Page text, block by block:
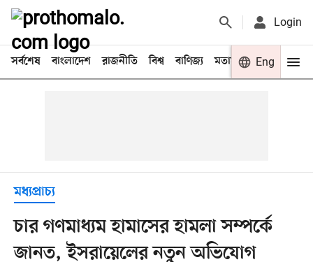
Login
সর্বশেষ বাংলাদেশ রাজনীতি বিশ্ব বাণিজ্য মতামত খেলা
Eng
মধ্যপ্রাচ্য
চার গণমাধ্যম হামাসের হামলা সম্পর্কে
জানত, ইসরায়েলের নতুন অভিযোগ